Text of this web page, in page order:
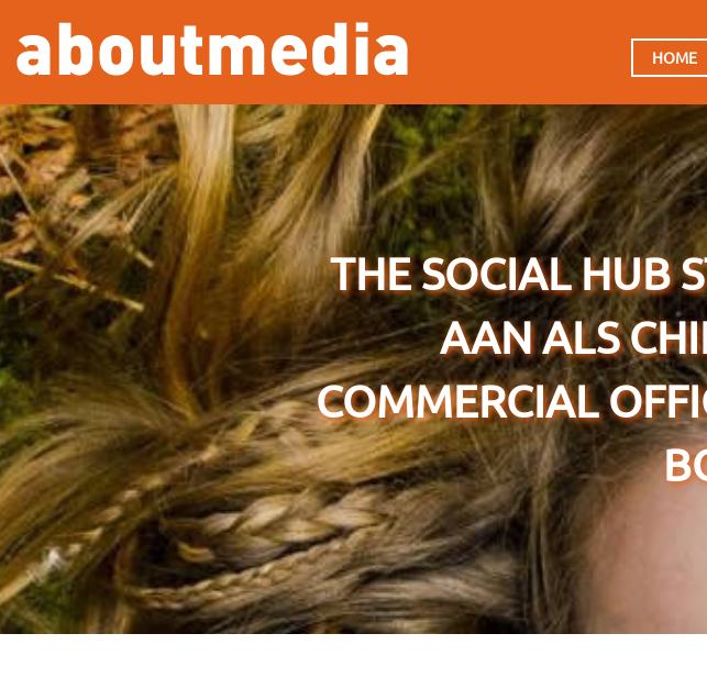
Overslaan en naar de inhoud gaan
HOOFDMENU
HOME
THE SOCIAL HUB
AAN ALS
COMMERCIAL